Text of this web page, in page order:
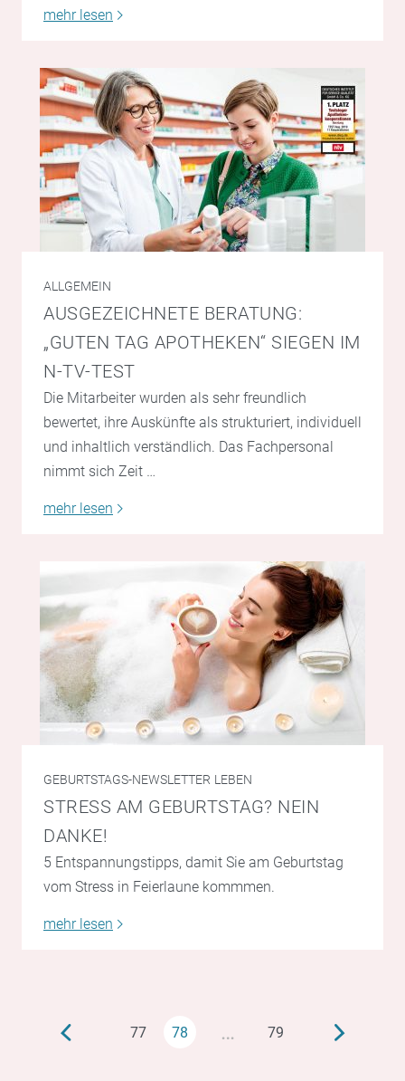
mehr lesen
ALLGEMEIN
AUSGEZEICHNETE BERATUNG:
„GUTEN TAG APOTHEKEN“ SIEGEN IM
N-TV-TEST
Die Mitarbeiter wurden als sehr freundlich
bewertet, ihre Auskünfte als strukturiert, individuell
und inhaltlich verständlich. Das Fachpersonal
nimmt sich Zeit …
mehr lesen
GEBURTSTAGS-NEWSLETTER LEBEN
STRESS AM GEBURTSTAG? NEIN
DANKE!
5 Entspannungstipps, damit Sie am Geburtstag
vom Stress in Feierlaune kommmen.
mehr lesen
77 78 … 79